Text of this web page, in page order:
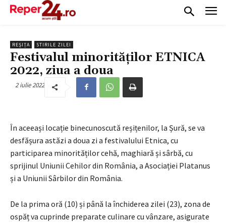
REȘIȚA STIRILE ZILEI
Festivalul minorităților ETNICA
2022, ziua a doua
2 iulie 2022
În aceeași locație binecunoscută reșițenilor, la Șură, se va
desfășura astăzi a doua zi a festivalului Etnica, cu
participarea minorităților cehă, maghiară și sârbă, cu
sprijinul Uniunii Cehilor din România, a Asociației Platanus
și a Uniunii Sârbilor din România.
De la prima oră (10) și până la închiderea zilei (23), zona de
ospăț va cuprinde preparate culinare cu vânzare, asigurate